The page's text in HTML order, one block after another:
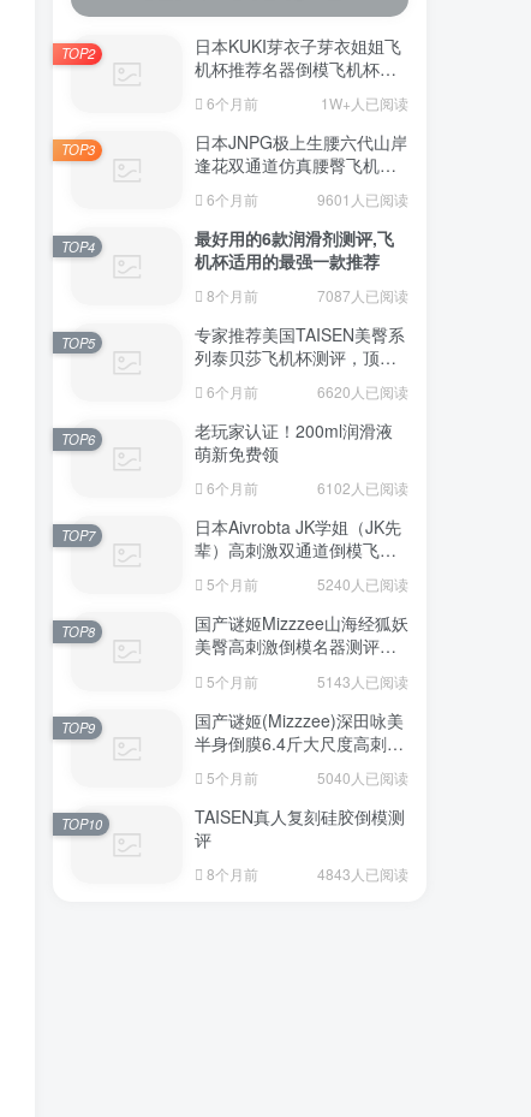
日本KUKI芽衣子芽衣姐姐飞
机杯推荐名器倒模飞机杯测
6个月前 1W+人已阅读
TOP2
日本JNPG极上生腰六代山岸
逢花双通道仿真腰臀飞机杯
致真实感的资深玩家
6个月前 9601人已阅读
TOP3
最好用的6款润滑剂测评,飞
机杯适用的最强一款推荐
8个月前 7087人已阅读
TOP4
专家推荐美国TAISEN美臀系
列泰贝莎飞机杯测评，顶级
品质带来极致享受!
6个月前 6620人已阅读
TOP5
老玩家认证！200ml润滑液
萌新免费领
6个月前 6102人已阅读
TOP6
日本Aivrobta JK学姐（JK先
辈）高刺激双通道倒模飞机
杯深度测评报告
5个月前 5240人已阅读
TOP7
国产谜姬Mizzzee山海经狐妖
美臀高刺激倒模名器测评报
5个月前 5143人已阅读
TOP8
国产谜姬(Mizzzee)深田咏美
半身倒膜6.4斤大尺度高刺激
5个月前 5040人已阅读
TOP9
TAISEN真人复刻硅胶倒模测
评
8个月前 4843人已阅读
TOP10